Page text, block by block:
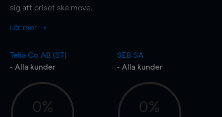
sig att priset ska move.
Lär mer
Telia Co AB (ST)
- Alla kunder
0%
SEB SA
- Alla kunder
0%